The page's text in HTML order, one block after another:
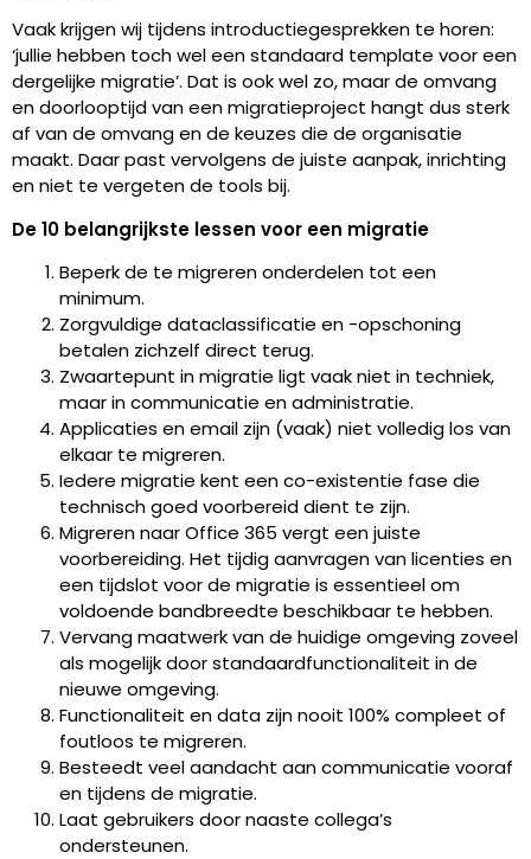
Vaak krijgen wij tijdens introductiegesprekken te horen:
‘jullie hebben toch wel een standaard template voor een
dergelijke migratie’. Dat is ook wel zo, maar de omvang
en doorlooptijd van een migratieproject hangt dus sterk
af van de omvang en de keuzes die de organisatie
maakt. Daar past vervolgens de juiste aanpak, inrichting
en niet te vergeten de tools bij.
De 10 belangrijkste lessen voor een migratie
Beperk de te migreren onderdelen tot een
minimum.
Zorgvuldige dataclassificatie en -opschoning
betalen zichzelf direct terug.
Zwaartepunt in migratie ligt vaak niet in techniek,
maar in communicatie en administratie.
Applicaties en email zijn (vaak) niet volledig los van
elkaar te migreren.
Iedere migratie kent een co-existentie fase die
technisch goed voorbereid dient te zijn.
Migreren naar Office 365 vergt een juiste
voorbereiding. Het tijdig aanvragen van licenties en
een tijdslot voor de migratie is essentieel om
voldoende bandbreedte beschikbaar te hebben.
Vervang maatwerk van de huidige omgeving zoveel
als mogelijk door standaardfunctionaliteit in de
nieuwe omgeving.
Functionaliteit en data zijn nooit 100% compleet of
foutloos te migreren.
Besteedt veel aandacht aan communicatie vooraf
en tijdens de migratie.
Laat gebruikers door naaste collega’s
ondersteunen.